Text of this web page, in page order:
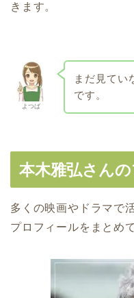
きます。
よつば
まだ見てい
です。
本木雅弘さん
多くの映画やドラマで
プロフィールをまとめ